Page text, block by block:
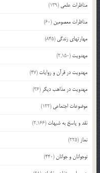
مناظرات علمی (139)
مناظرات معصومین (60)
مهارتهای زندگی (845)
مهدویت (2,150)
مهدویت در قرآن و روایات (47)
مهدویت در مذاهب دیگر (36)
موضوعات اجتماعی (122)
نقد و پاسخ به شبهات (2,166)
نماز (225)
نوجوانان و جوانان(440)